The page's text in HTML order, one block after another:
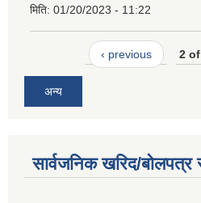
मिति: 01/20/2023 - 11:22
‹ previous 2
अन्य
सार्वजनिक खरिद/बोलपत्र